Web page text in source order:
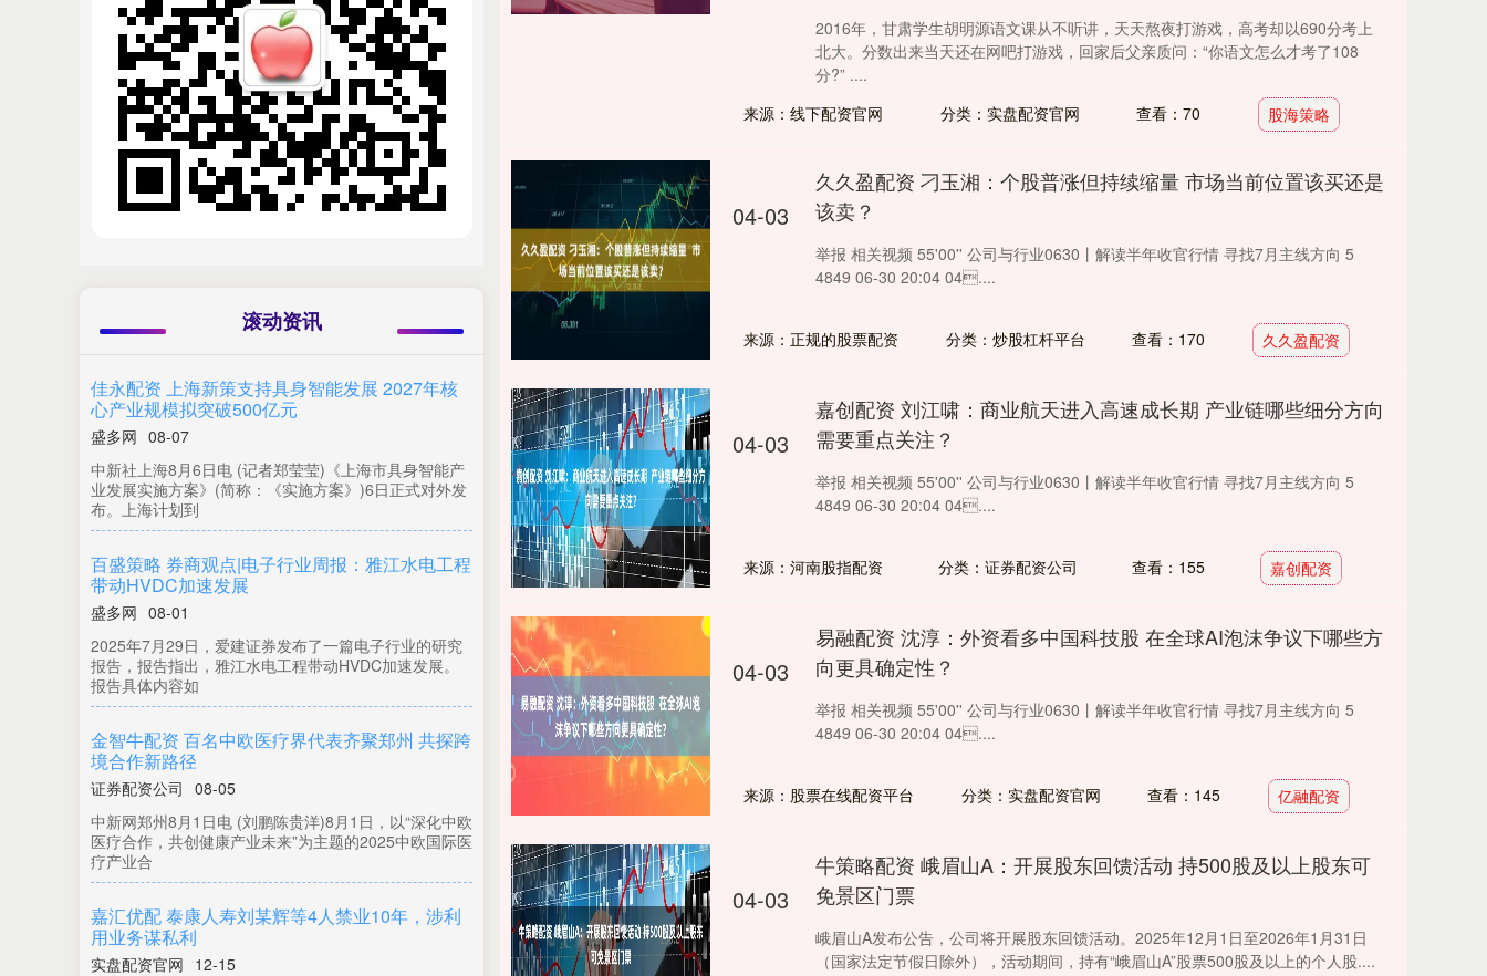
2016年，甘肃学生胡明源语文课从不听讲，天天熬夜打游戏，高考却以690分考上
北大。分数出来当天还在网吧打游戏，回家后父亲质问：“你语文怎么才考了108
分?” ....
来源：线下配资官网
分类：实盘配资官网 查看：70 股海策略
04-03
久久盈配资 刁玉湘：个股普涨但持续缩量 市场当前位置该买还是
该卖？
举报 相关视频 55'00'' 公司与行业0630丨解读半年收官行情 寻找7月主线方向 5
4849 06-30 20:04 04....
来源：正规的股票配资 分类：炒股杠杆平台 查看：170 久久盈配资
04-03
嘉创配资 刘江啸：商业航天进入高速成长期 产业链哪些细分方向
需要重点关注？
举报 相关视频 55'00'' 公司与行业0630丨解读半年收官行情 寻找7月主线方向 5
4849 06-30 20:04 04....
来源：河南股指配资 分类：证券配资公司 查看：155 嘉创配资
04-03
易融配资 沈淳：外资看多中国科技股 在全球AI泡沫争议下哪些方
向更具确定性？
举报 相关视频 55'00'' 公司与行业0630丨解读半年收官行情 寻找7月主线方向 5
4849 06-30 20:04 04....
来源：股票在线配资平台 分类：实盘配资官网 查看：145 亿融配资
04-03
牛策略配资 峨眉山A：开展股东回馈活动 持500股及以上股东可
免景区门票
峨眉山A发布公告，公司将开展股东回馈活动。2025年12月1日至2026年1月31日
（国家法定节假日除外），活动期间，持有“峨眉山A”股票500股及以上的个人股....
滚动资讯
佳永配资 上海新策支持具身智能发展 2027年核
心产业规模拟突破500亿元
盛多网 08-07
中新社上海8月6日电 (记者郑莹莹)《上海市具身智能产
业发展实施方案》(简称：《实施方案》)6日正式对外发
布。上海计划到
百盛策略 券商观点|电子行业周报：雅江水电工程
带动HVDC加速发展
盛多网 08-01
2025年7月29日，爱建证券发布了一篇电子行业的研究
报告，报告指出，雅江水电工程带动HVDC加速发展。
报告具体内容如
金智牛配资 百名中欧医疗界代表齐聚郑州 共探跨
境合作新路径
证券配资公司 08-05
中新网郑州8月1日电 (刘鹏陈贵洋)8月1日，以“深化中欧
医疗合作，共创健康产业未来”为主题的2025中欧国际医
疗产业合
嘉汇优配 泰康人寿刘某辉等4人禁业10年，涉利
用业务谋私利
实盘配资官网 12-15